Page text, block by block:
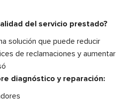
del servicio prestado?
solución que puede reducir
de reclamaciones y aumentar
diagnóstico y reparación: